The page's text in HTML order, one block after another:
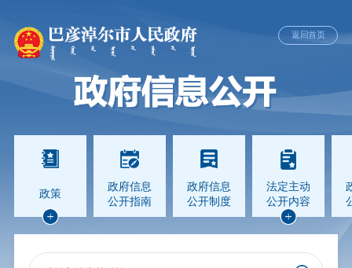
返回首页
政策
政府信息
公开指南
政府信息
公开制度
法定主动
公开内容